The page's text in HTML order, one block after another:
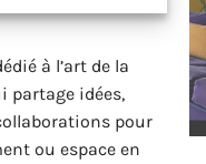
à l’art de la
partage idées,
pour
ou espace en